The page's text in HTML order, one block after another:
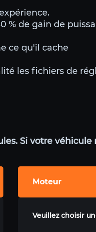
% de gain de
ce qu'il cache
les fichiers de
Si votre
Moteur
Veuillez choisir